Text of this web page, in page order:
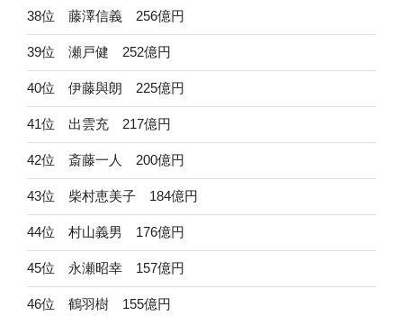
38位 藤澤信義 256億円
39位 瀬戸健 252億円
40位 伊藤與朗 225億円
41位 出雲充 217億円
42位 斎藤一人 200億円
43位 柴村恵美子 184億円
44位 村山義男 176億円
45位 永瀬昭幸 157億円
46位 鶴羽樹 155億円